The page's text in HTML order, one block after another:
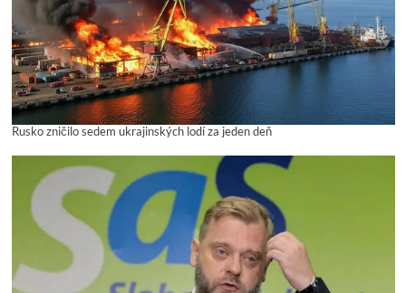
Rusko zničilo sedem ukrajinských lodí za jeden deň